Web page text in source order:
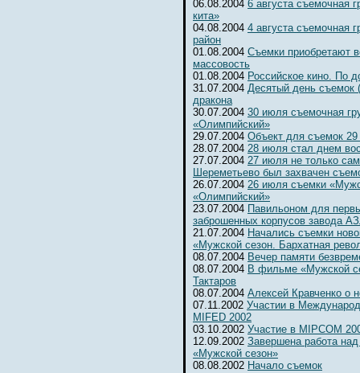
06.08.2004 6 августа съемочная
кита»
04.08.2004 4 августа съемочная
район
01.08.2004 Съемки приобретают
массовость
01.08.2004 Российское кино. По
31.07.2004 Десятый день съемок
дракона
30.07.2004 30 июля съемочная
«Олимпийский»
29.07.2004 Объект для съемок
28.07.2004 28 июля стал днем
27.07.2004 27 июля не только
Шереметьево был захвачен
26.07.2004 26 июля съемки
«Олимпийский»
23.07.2004 Павильоном для
заброшенных корпусов завода
21.07.2004 Начались съемки
«Мужской сезон. Бархатная
08.07.2004 Вечер памяти
08.07.2004 В фильме «Мужской
Тактаров
08.07.2004 Алексей Кравченко о
07.11.2002 Участии в
MIFED 2002
03.10.2002 Участие в MIPCOM
12.09.2002 Завершена работа
«Мужской сезон»
08.08.2002 Начало съемок